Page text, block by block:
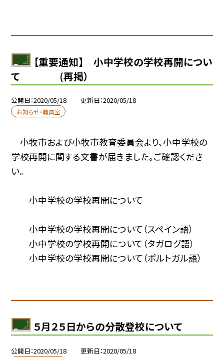
【重要通知】 小中学校の学校再開につい
て (再掲）
公開日 2020/05/18 更新日 2020/05/18
お知らせ・職員室
小牧市および小牧市教育委員会より、小中学校の
学校再開に関する文書が届きました。ご確認くださ
い。
小中学校の学校再開について
小中学校の学校再開について（スペイン語）
小中学校の学校再開について（タガログ語）
小中学校の学校再開について（ポルトガル語）
５月２５日からの分散登校について
公開日 2020/05/18 更新日 2020/05/18